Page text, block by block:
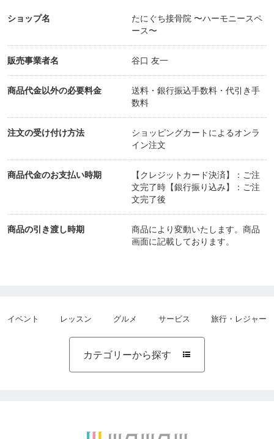
ショップ名
たにぐち接骨院 〜ハーモニースペ
ース〜
販売事業者名 谷口 友一
商品代金以外の必要料金
送料・銀行振込手数料・代引き手
数料
注文の受け付け方法
ショッピングカートによるオンラ
イン注文
商品代金のお支払い時期
【クレジットカード決済】：ご注
文完了時【銀行振り込み】：ご注
文完了後
商品の引き渡し時期
商品により変動いたします。商品
画面に記載しております。
イベント レッスン グルメ サービス 旅行・レジャー
カテゴリーから探す 